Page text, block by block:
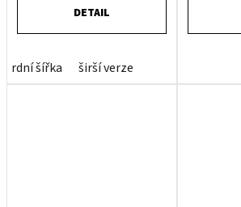
DETAIL
rdní šířka širší verze